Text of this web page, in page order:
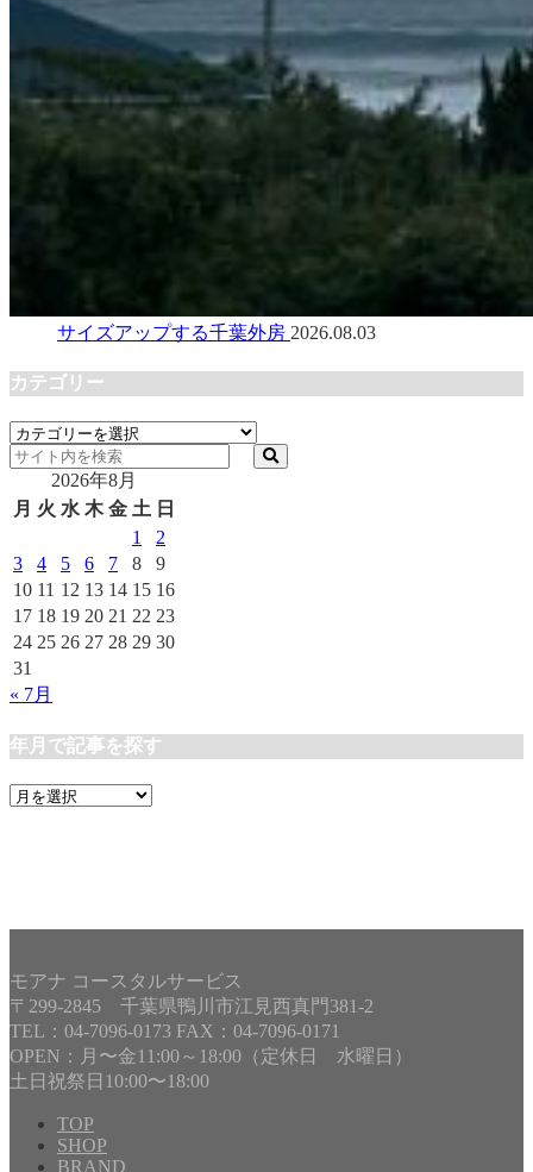
サイズアップする千葉外房 2026.08.03
カテゴリー
カ
テ
リ
2026年8月
月 火 水 木 金 土 日
1
2
3
4 5 6 7 8
9
10 11 12 13 14 15 16
17 18 19 20 21 22 23
24 25 26 27 28 29 30
31
« 7月
年月で記事を探す
年
モアナ コースタルサービス
〒299-2845 千葉県鴨川市江見西真門381-2
TEL：04-7096-0173 FAX：04-7096-0171
OPEN：月〜金11:00～18:00（定休日 水曜日）
土日祝祭日10:00〜18:00
TOP
SHOP
BRAND